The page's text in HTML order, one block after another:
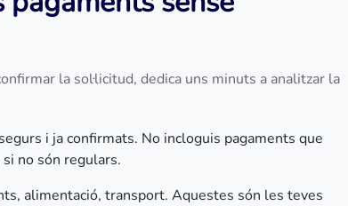
la sol·licitud, dedica uns minuts a analitzar la
i ja confirmats. No incloguis pagaments que
no són regulars.
alimentació, transport. Aquestes són les teves